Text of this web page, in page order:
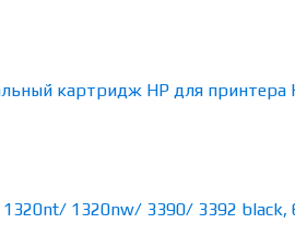
картридж HP для принтера